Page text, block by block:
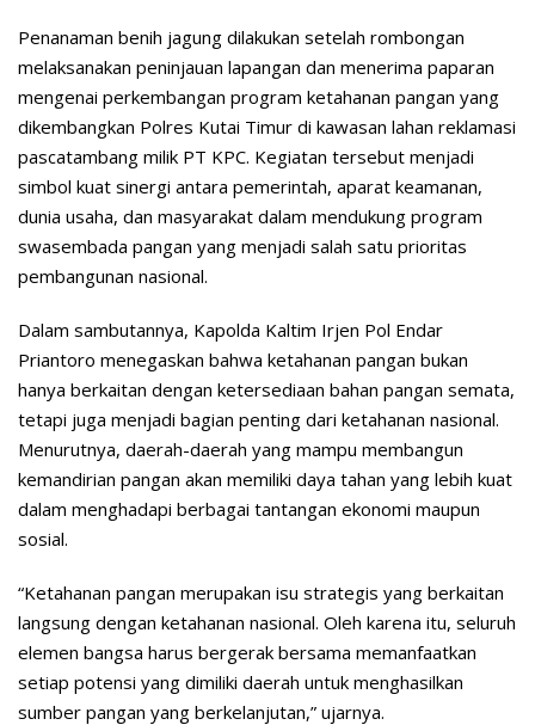
Penanaman benih jagung dilakukan setelah rombongan
melaksanakan peninjauan lapangan dan menerima paparan
mengenai perkembangan program ketahanan pangan yang
dikembangkan Polres Kutai Timur di kawasan lahan reklamasi
pascatambang milik PT KPC. Kegiatan tersebut menjadi
simbol kuat sinergi antara pemerintah, aparat keamanan,
dunia usaha, dan masyarakat dalam mendukung program
swasembada pangan yang menjadi salah satu prioritas
pembangunan nasional.
Dalam sambutannya, Kapolda Kaltim Irjen Pol Endar
Priantoro menegaskan bahwa ketahanan pangan bukan
hanya berkaitan dengan ketersediaan bahan pangan semata,
tetapi juga menjadi bagian penting dari ketahanan nasional.
Menurutnya, daerah-daerah yang mampu membangun
kemandirian pangan akan memiliki daya tahan yang lebih kuat
dalam menghadapi berbagai tantangan ekonomi maupun
sosial.
“Ketahanan pangan merupakan isu strategis yang berkaitan
langsung dengan ketahanan nasional. Oleh karena itu, seluruh
elemen bangsa harus bergerak bersama memanfaatkan
setiap potensi yang dimiliki daerah untuk menghasilkan
sumber pangan yang berkelanjutan,” ujarnya.